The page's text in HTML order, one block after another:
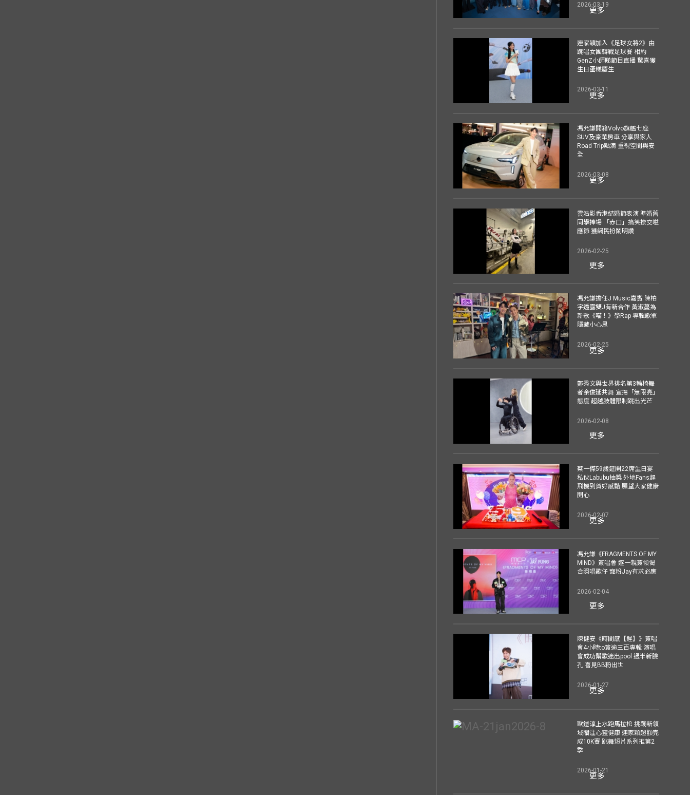
2026-03-19
更多
連家穎加入《足球女將2》由
跳唱女團轉戰足球賽 相約
GenZ小師睇節目直播 驚喜獲
生日蛋糕慶生
2026-03-11
更多
馮允謙開箱Volvo旗艦七座
SUV及豪華房車 分享與家人
Road Trip點滴 重視空間與安
全
2026-03-08
更多
雲浩影香港結婚節表演 準婚舊
同學捧場 「赤口」搞笑撩交嗌
應節 獲網民扮鬧明讚
2026-02-25
更多
馮允謙擔任J Music嘉賓 陳柏
宇透露雙J有新合作 黃淑蔓為
新歌《喵！》學Rap 專輯歌單
隱藏小心思
2026-02-25
更多
鄭秀文與世界排名第3輪椅舞
者余俊延共舞 宣揚「無限亮」
態度 超越肢體限制跳出光芒
2026-02-08
更多
蔡一傑59歲筵開22席生日宴
私伙Labubu抽獎 外地Fans趕
飛機到賀好感動 願望大家健康
開心
2026-02-07
更多
馮允謙《FRAGMENTS OF MY
MIND》簽唱會 逐一親簽傾偈
合照唱歌仔 寵粉Jay有求必應
2026-02-04
更多
陳健安《時間感【遲】》簽唱
會4小時to簽逾三百專輯 演唱
會成功幫歌迷出pool 過半新臉
孔 喜見BB粉出世
2026-01-27
更多
歐鎧淳上水跑馬拉松 挑戰新領
域關注心靈健康 連家穎超額完
成10K賽 跳舞短片系列推第2
季
2026-01-21
更多